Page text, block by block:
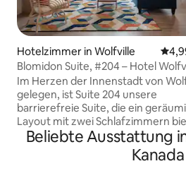
Hotelzimmer in Wolfville
Blomidon Suite, #204 – Hotel
Schlafzimmer)
Im Herzen der Innenstadt von
gelegen, ist Suite 204 unsere
barrierefreie Suite, die ein
Layout mit zwei Schlafzimmern
das sich perfekt für eine Gruppe
zwei Paare eignet. Mit einem
Blick auf das Kap Blomidon kannst
Beliebte Ausstattung
Kanada